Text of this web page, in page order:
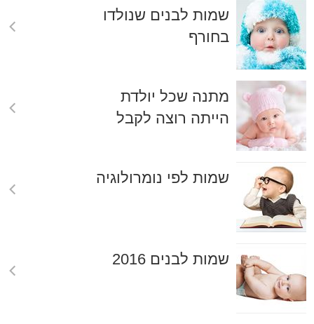
שמות לבנים שנולדו
בחורף
מתנה שכל יולדת
הייתה רוצה לקבל
שמות לפי נומרולוגיה
שמות לבנים 2016